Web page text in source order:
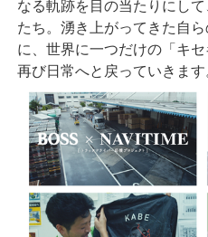
なる軌跡を目の当たりにし
たち。湧き上がってきた自
に、世界に一つだけの「キ
再び日常へと戻っていきます